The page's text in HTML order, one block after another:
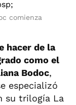
comienza
hacer de la
como el
Bodoc,
especializó
su trilogía La